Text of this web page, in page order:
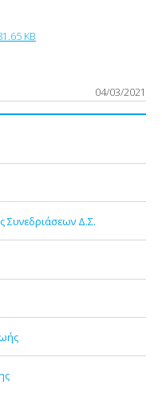
KB
04/03/2021
Συνεδριάσεων Δ.Σ.